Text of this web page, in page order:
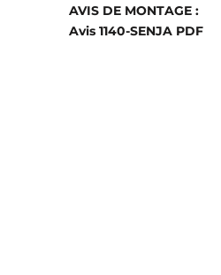
AVIS DE MONTAGE :
Avis 1140-SENJA PDF